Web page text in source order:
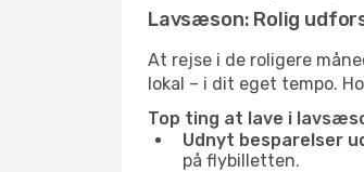
Lavsæson: Rolig
At rejse i de roligere
lokal – i dit eget tempo.
Top ting at lave i
Udnyt besparelser
på flybilletten.